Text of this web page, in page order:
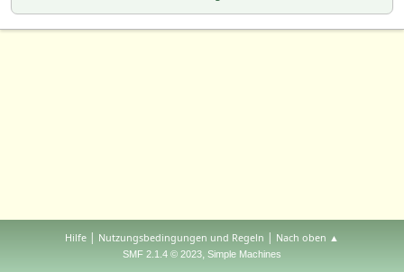
Hilfe | Nutzungsbedingungen und Regeln | Nach oben ▲
SMF 2.1.4 © 2023, Simple Machines